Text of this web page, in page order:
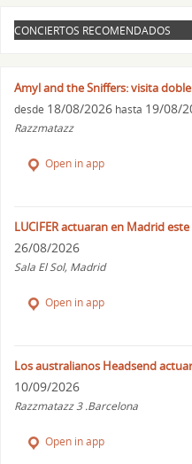
CONCIERTOS RECOMENDADOS
Amyl and the Sniffers: visita
desde 18/08/2026 hasta 19/08/
Razzmatazz
Open in app
LUCIFER actuaran en Madrid
26/08/2026
Sala El Sol, Madrid
Open in app
Los australianos Headsend
10/09/2026
Razzmatazz 3 .Barcelona
Open in app